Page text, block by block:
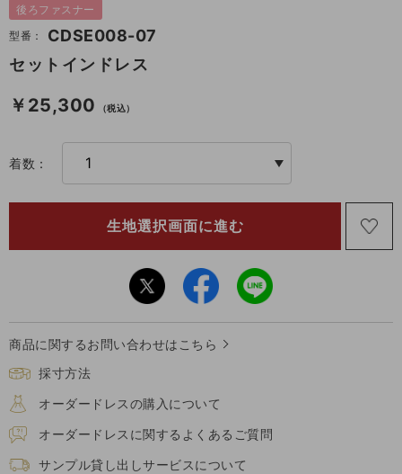
後ろファスナー
型番：
CDSE008-07
セットインドレス
￥25,300 （税込）
着数：
商品に関するお問い合わせはこちら
採寸方法
オーダードレスの購入について
オーダードレスに関するよくあるご質問
サンプル貸し出しサービスについて